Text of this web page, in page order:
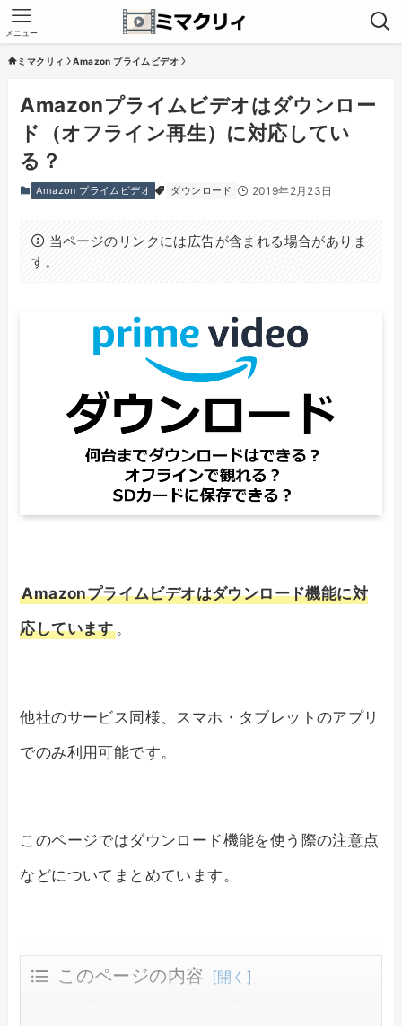
メニュー
ミマクリィ Amazon プライムビデオ
Amazonプライムビデオはダウンロー
ド（オフライン再生）に対応してい
る？
Amazon プライムビデオ ダウンロード 2019年2月23日
当ページのリンクには広告が含まれる場合がありま
す。
Amazonプライムビデオはダウンロード機能に対
応しています。
他社のサービス同様、スマホ・タブレットのアプリ
でのみ利用可能です。
このページではダウンロード機能を使う際の注意点
などについてまとめています。
このページの内容